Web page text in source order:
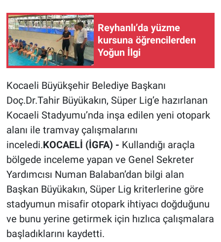
Reyhanlı’da yüzme
kursuna öğrencilerden
Yoğun İlgi
Kocaeli Büyükşehir Belediye Başkanı
Doç.Dr.Tahir Büyükakın, Süper Lig’e hazırlanan
Kocaeli Stadyumu’nda inşa edilen yeni otopark
alanı ile tramvay çalışmalarını
inceledi.KOCAELİ (İGFA) - Kullandığı araçla
bölgede inceleme yapan ve Genel Sekreter
Yardımcısı Numan Balaban’dan bilgi alan
Başkan Büyükakın, Süper Lig kriterlerine göre
stadyumun misafir otopark ihtiyacı doğduğunu
ve bunu yerine getirmek için hızlıca çalışmalara
başladıklarını kaydetti.